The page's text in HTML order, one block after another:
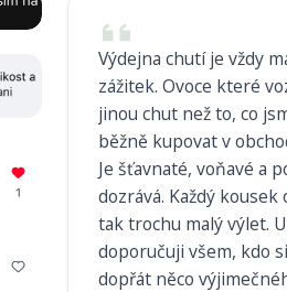
Výdejna chutí je vždy
zážitek. Ovoce které
jinou chut než to, co
běžně kupovat v
Je šťavnaté, voňavé a
dozrává. Každý kousek
tak trochu malý výlet.
doporučuji všem, kdo
dopřát něco